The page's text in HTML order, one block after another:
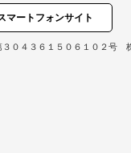
マートフォンサイト
３０４３６１５０６１０２号